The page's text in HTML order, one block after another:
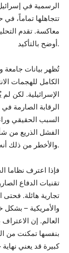
الرسمية في
تتجاهلها تماماً، في
معاكسة. تقدم
أوضح بالتأكيد.
تُظهر بيانات جامعة
الكامل للهجمات
الإسرائيلية. لكن
الرقابة الصارمة
السبب الحقيقي
الفشل الذريع من
والأخطر من ذلك أنه سيؤدي إلى خسائر مالية فادحة.
فإذا اعترف
تقنيات الدفاع
تجارية هائلة. فحتى
والأمريكية –
العالم. إن
بنفسها تمكنت من
كبيرة قد يعني